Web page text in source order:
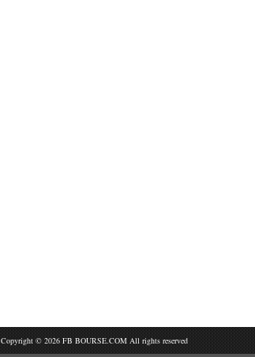
Copyright © 2026 FB BOURSE.COM All rights reserved